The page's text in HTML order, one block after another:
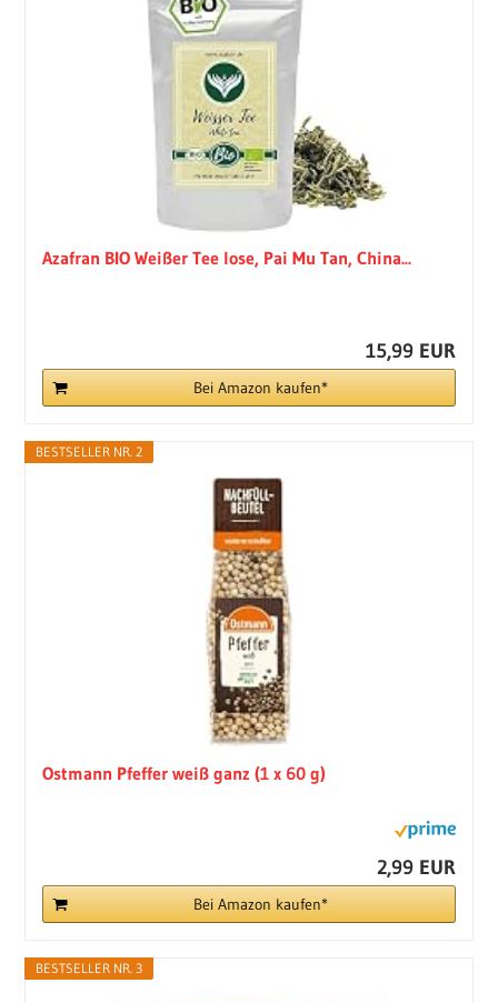
Azafran BIO Weißer Tee lose, Pai Mu Tan, China...
15,99 EUR
Bei Amazon kaufen*
BESTSELLER NR. 2
Ostmann Pfeffer weiß ganz (1 x 60 g)
2,99 EUR
Bei Amazon kaufen*
BESTSELLER NR. 3